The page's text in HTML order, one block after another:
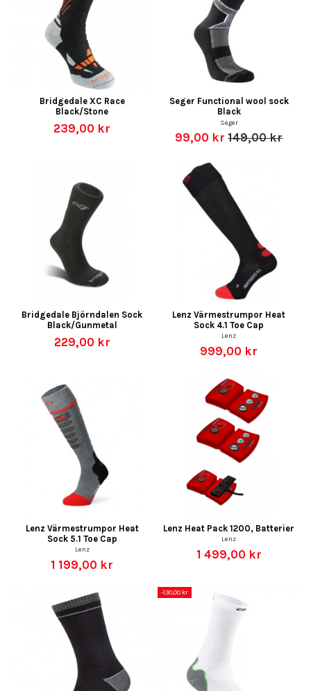
Bridgedale XC Race
Black/Stone
239,00 kr
Seger Functional wool sock
Black
Seger
99,00 kr149,00 kr
Bridgedale Björndalen Sock
Black/Gunmetal
229,00 kr
Lenz Värmestrumpor Heat
Sock 4.1 Toe Cap
Lenz
999,00 kr
Lenz Värmestrumpor Heat
Sock 5.1 Toe Cap
Lenz
1 199,00 kr
Lenz Heat Pack 1200, Batterier
Lenz
1 499,00 kr
-130,00 kr